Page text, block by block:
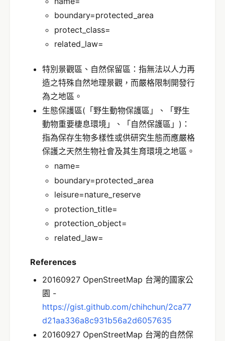
boundary=protected_area
protect_class=
related_law=
特別景觀區、自然保留區：指無法以人力再
造之特殊自然地理景觀，而嚴格限制開發行
為之地區。
生態保護區(「野生動物保護區」、「野生
動物重要棲息環境」、「自然保護區」)：
指為保存生物多樣性或供研究生態而應嚴格
保護之天然生物社會及其生育環境之地區。
name=
boundary=protected_area
leisure=nature_reserve
protection_title=
protection_object=
related_law=
References
20160927 OpenStreetMap 台灣的國家公
園 -
https://gist.github.com/chihchun/2ca77
d21aa336a8c931b56a2d6057635
20160927 OpenStreetMap 台灣的自然保